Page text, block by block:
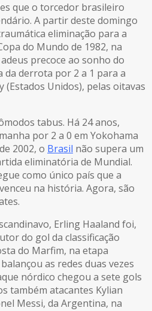
que o torcedor brasileiro
A partir deste domingo
eliminação para a
do Mundo de 1982, na
precoce ao sonho do
da derrota por 2 a 1 para a
(Estados Unidos), pelas oitavas
tabus. Há 24 anos,
por 2 a 0 em Yokohama
2002, o Brasil não supera um
eliminatória de Mundial.
como único país que a
na história. Agora, são
Erling Haaland foi,
do gol da classificação
do Marfim, na etapa
as redes duas vezes
nórdico chegou a sete gols
também atacantes Kylian
Messi, da Argentina, na